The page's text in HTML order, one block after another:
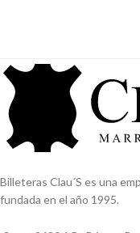
Billeteras Clau´S es una
fundada en el año 1995.